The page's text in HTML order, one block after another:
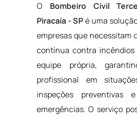
O Bombeiro Civil
Piracaia - SPé uma
empresas que necessitam
contínua contra
equipe própria,
profissional em
inspeções preventivas
emergências. O serviço